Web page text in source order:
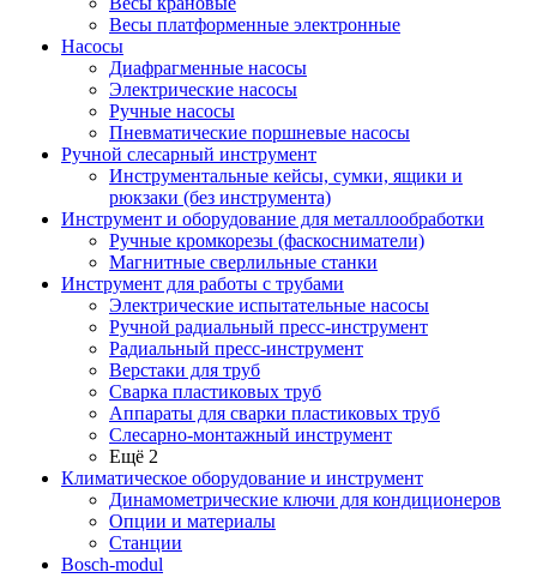
Весы платформенные электронные
Насосы
Диафрагменные насосы
Электрические насосы
Ручные насосы
Пневматические поршневые насосы
Ручной слесарный инструмент
Инструментальные кейсы, сумки, ящики и
рюкзаки (без инструмента)
Инструмент и оборудование для металлообработки
Ручные кромкорезы (фаскосниматели)
Магнитные сверлильные станки
Инструмент для работы с трубами
Электрические испытательные насосы
Ручной радиальный пресс-инструмент
Радиальный пресс-инструмент
Верстаки для труб
Сварка пластиковых труб
Аппараты для сварки пластиковых труб
Слесарно-монтажный инструмент
Ещё 2
Климатическое оборудование и инструмент
Динамометрические ключи для кондиционеров
Опции и материалы
Станции
Bosch-modul